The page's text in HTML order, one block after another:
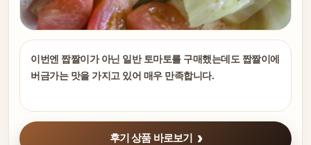
이번엔 짭짤이가 아닌 일반 토마토를 구매했는데도 짭짤이에
버금가는 맛을 가지고 있어 매우 만족합니다.
후기 상품 바로보기